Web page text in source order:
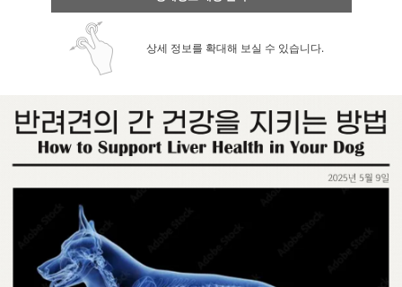
상세 정보를 확대해 보실 수 있습니다.